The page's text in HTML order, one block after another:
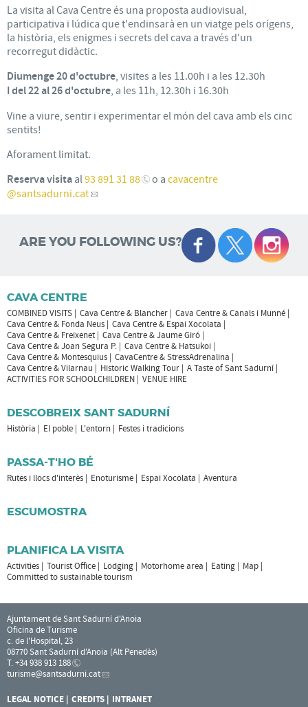
La visita al Cava Centre és una proposta audiovisual,
participativa i lúdica que t'endinsarà en un viatge pels orígens,
la història, els enigmes i secrets del cava a través d'un
recorregut didàctic.
Diumenge 20 d'octubre, visites a les 11.00h i a les 12.30h
I del 22 al 26 d'octubre, a les 11h, 12.30h i 16.30h
Vine a viure, sentir i experimentar el món del cava amb els cinc
sentits!
Aforament limitat.
Reserva visita al93 891 31 88 o a cavacentre
@santsadurni.cat
ARE YOU FOLLOWING US?
CAVA CENTRE
COMBINED VISITS Cava Centre & Blancher
Cava Centre & Canals i Munné
Cava Centre & Fonda Neus
Cava Centre & Espai Xocolata
Cava Centre & Freixenet
Cava Centre & Jaume Giró
Cava Centre & Joan Segura P.
Cava Centre & Hatsukoi
Cava Centre & Montesquius
CavaCentre & StressAdrenalina
Cava Centre & Vilarnau
Historic Walking Tour
A Taste of Sant Sadurní
ACTIVITIES FOR SCHOOLCHILDREN
VENUE HIRE
DESCOBREIX SANT SADURNÍ
Història El poble L'entorn Festes i tradicions
PASSA-T'HO BÉ
Rutes i llocs d'interès Enoturisme Espai Xocolata Aventura
ESCUMOSTRA
PLANIFICA LA VISITA
Activities Tourist Office Lodging Motorhome area Eating
Map
Committed to sustainable tourism
Ajuntament de Sant Sadurní d'Anoia
Oficina de Turisme
c. de l'Hospital, 23
08770 Sant Sadurní d'Anoia (Alt Penedès)
T. +34 938 913 188
turisme@santsadurni.cat
LEGAL NOTICE CREDITS INTRANET